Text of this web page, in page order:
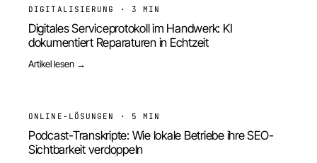
DIGITALISIERUNG · 3 MIN
Digitales Serviceprotokoll im Handwerk: KI
dokumentiert Reparaturen in Echtzeit
Artikel lesen →
ONLINE-LÖSUNGEN · 5 MIN
Podcast-Transkripte: Wie lokale Betriebe ihre SEO-
Sichtbarkeit verdoppeln